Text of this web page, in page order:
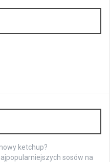
ketchup?
sosów na